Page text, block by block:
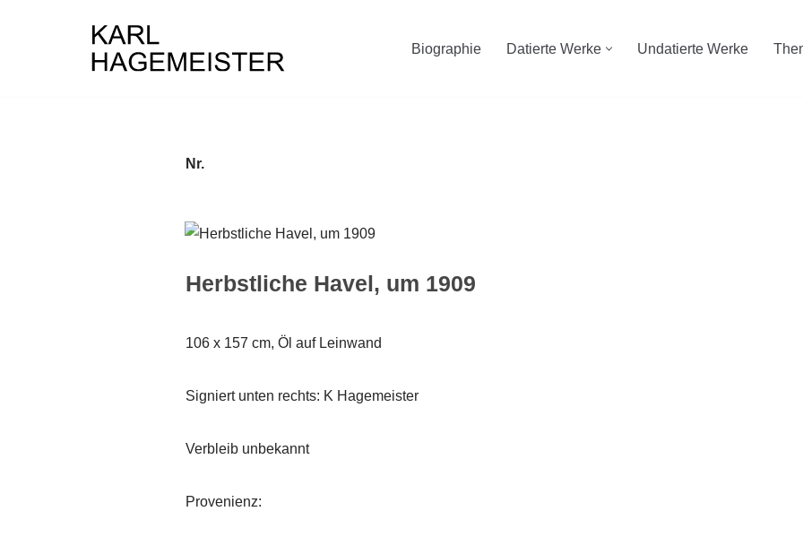
Biographie Datierte Werke Undatierte Werke
Nr.
Herbstliche Havel, um 1909
106 x 157 cm, Öl auf Leinwand
Signiert unten rechts: K Hagemeister
Verbleib unbekannt
Provenienz: